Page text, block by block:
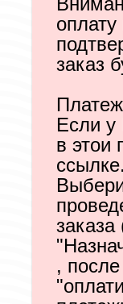
заказ
Если у
в этои
ссылке.
заказа
,